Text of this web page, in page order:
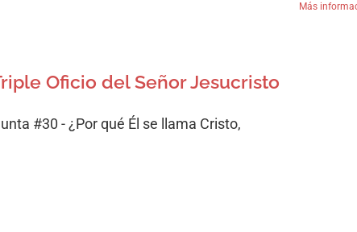
Más
Oficio del Señor Jesucristo
#30 - ¿Por qué Él se llama Cristo,